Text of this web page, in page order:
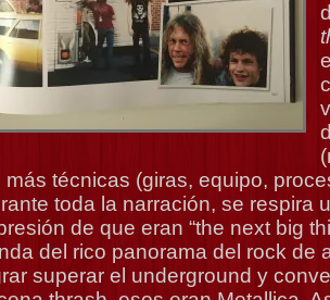
más técnicas (giras, equipo,
toda la narración, se respira
de que eran “the next big
del rico panorama del rock de
superar el underground y